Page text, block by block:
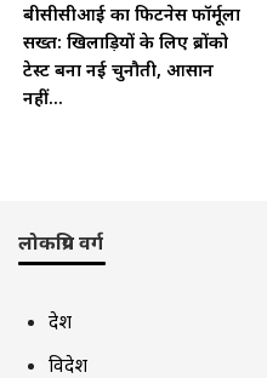
बीसीसीआई का फिटनेस फॉर्मूला
सख्त: खिलाड़ियों के लिए ब्रोंको
टेस्ट बना नई चुनौती, आसान
नहीं...
लोकप्रिय वर्ग
देश
विदेश